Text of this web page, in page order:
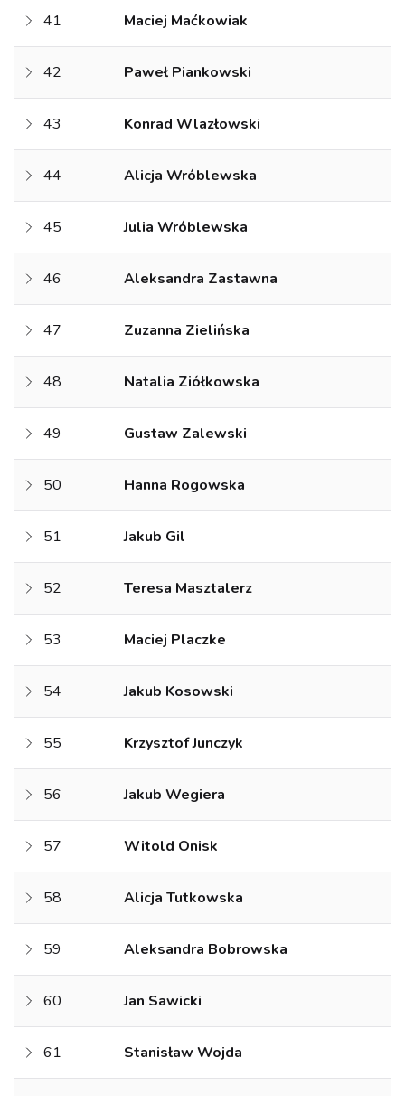
41 Maciej Maćkowiak
42 Paweł Piankowski
43 Konrad Wlazłowski
44 Alicja Wróblewska
45 Julia Wróblewska
46 Aleksandra Zastawna
47 Zuzanna Zielińska
48 Natalia Ziółkowska
49 Gustaw Zalewski
50 Hanna Rogowska
51 Jakub Gil
52 Teresa Masztalerz
53 Maciej Placzke
54 Jakub Kosowski
55 Krzysztof Junczyk
56 Jakub Wegiera
57 Witold Onisk
58 Alicja Tutkowska
59 Aleksandra Bobrowska
60 Jan Sawicki
61 Stanisław Wojda